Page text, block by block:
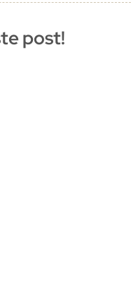
post!